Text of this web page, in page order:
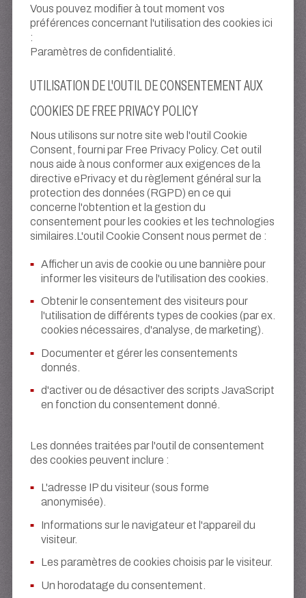
Vous pouvez modifier à tout moment vos
préférences concernant l'utilisation des cookies ici
:
Paramètres de confidentialité.
UTILISATION DE L'OUTIL DE CONSENTEMENT AUX
COOKIES DE FREE PRIVACY POLICY
Nous utilisons sur notre site web l'outil Cookie
Consent, fourni par Free Privacy Policy. Cet outil
nous aide à nous conformer aux exigences de la
directive ePrivacy et du règlement général sur la
protection des données (RGPD) en ce qui
concerne l'obtention et la gestion du
consentement pour les cookies et les technologies
similaires.L'outil Cookie Consent nous permet de :
Afficher un avis de cookie ou une bannière pour
informer les visiteurs de l'utilisation des cookies.
Obtenir le consentement des visiteurs pour
l'utilisation de différents types de cookies (par ex.
cookies nécessaires, d'analyse, de marketing).
Documenter et gérer les consentements
donnés.
d'activer ou de désactiver des scripts JavaScript
en fonction du consentement donné.
Les données traitées par l'outil de consentement
des cookies peuvent inclure :
L'adresse IP du visiteur (sous forme
anonymisée).
Informations sur le navigateur et l'appareil du
visiteur.
Les paramètres de cookies choisis par le visiteur.
Un horodatage du consentement.